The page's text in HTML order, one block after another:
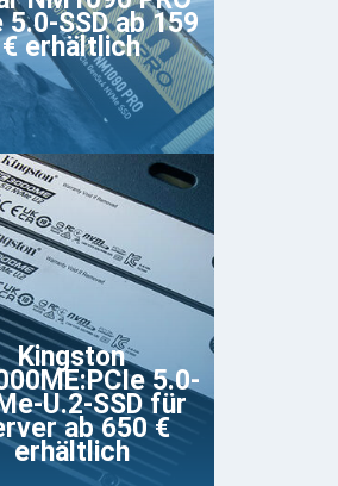
5.0-SSD ab 159
€ erhältlich
Kingston
5.0-
U.2-SSD für
ab 650 €
erhältlich